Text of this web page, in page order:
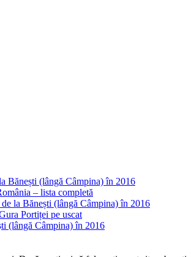
Bănești (lângă Câmpina) în 2016
– lista completă
la Bănești (lângă Câmpina) în 2016
Portiței pe uscat
(lângă Câmpina) în 2016